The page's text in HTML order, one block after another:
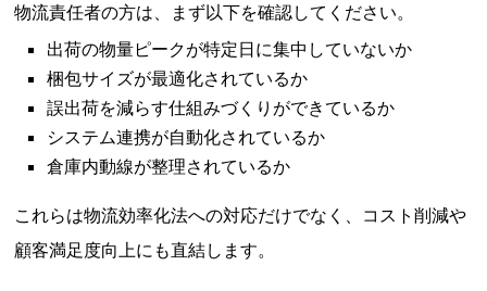
物流責任者の方は、まず以下を確認してください。
出荷の物量ピークが特定日に集中していないか
梱包サイズが最適化されているか
誤出荷を減らす仕組みづくりができているか
システム連携が自動化されているか
倉庫内動線が整理されているか
これらは物流効率化法への対応だけでなく、コスト削減や
顧客満足度向上にも直結します。